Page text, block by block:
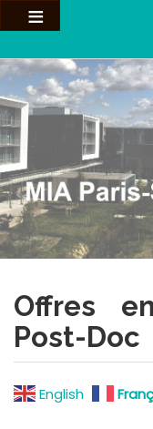
Aller
au
principal
Offres
Post-Doc
English